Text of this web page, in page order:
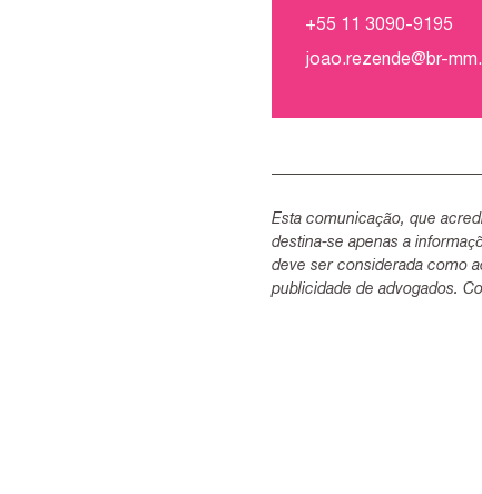
+55 11 3090-9195
joao.rezende@br-
Esta comunicação, que
destina-se apenas a
deve ser considerada como
publicidade de advogados.